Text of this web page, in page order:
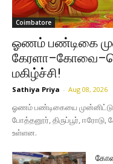
Coimbatore
ஓணம் பண்டிகை
மகிழ்ச்சி!
Sathiya Priya - Aug 08, 2026
ஓணம் பண்டிகையை
போத்தனூர், திருப்பூர், ஈரோடு,
உள்ளன.